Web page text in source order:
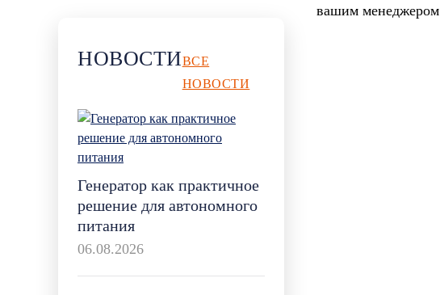
НОВОСТИВСЕ
НОВОСТИ
Генератор как практичное
решение для автономного
питания
06.08.2026
вашим менеджером